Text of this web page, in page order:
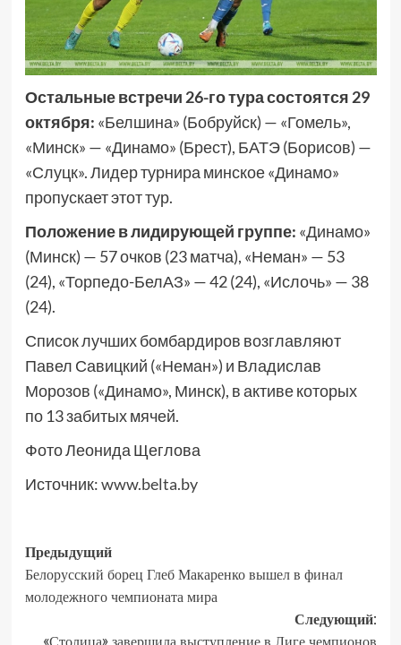
Остальные встречи 26-го тура состоятся 29
октября: «Белшина» (Бобруйск) — «Гомель»,
«Минск» — «Динамо» (Брест), БАТЭ (Борисов) —
«Слуцк». Лидер турнира минское «Динамо»
пропускает этот тур.
Положение в лидирующей группе: «Динамо»
(Минск) — 57 очков (23 матча), «Неман» — 53
(24), «Торпедо-БелАЗ» — 42 (24), «Ислочь» — 38
(24).
Список лучших бомбардиров возглавляют
Павел Савицкий («Неман») и Владислав
Морозов («Динамо», Минск), в активе которых
по 13 забитых мячей.
Фото Леонида Щеглова
Источник:www.belta.by
Предыдущий
Белорусский борец Глеб Макаренко вышел в финал
молодежного чемпионата мира
Следующий: